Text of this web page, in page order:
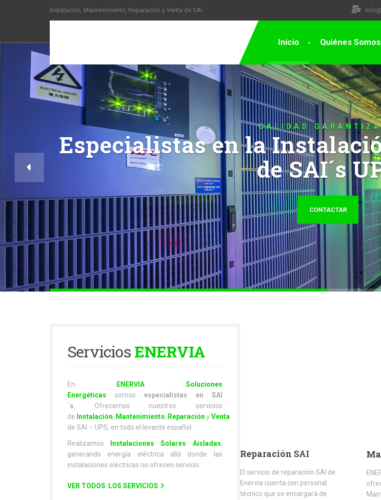
Instalación, Mantenimiento, Reparación y Venta de SAI
Inicio Quiénes Somos
CALIDAD
Especialistas en la
de SAI´s
CONTACTAR
ServiciosENERVIA
En
ENERVIA Soluciones
Energéticas somos especialistas en SAI
´s. Ofrecemos nuestros servicios
de Instalación, Mantenimiento, Reparación yVenta
de SAI – UPS, en todo el levante español.
Realizamos Instalaciones Solares Aisladas,
generando energía eléctrica allá donde las
instalaciones eléctricas no ofrecen servicio.
VER TODOS LOS SERVICIOS
Reparación SAI
El servicio de reparación SAI de
Enervia cuenta con personal
técnico que se encargará de